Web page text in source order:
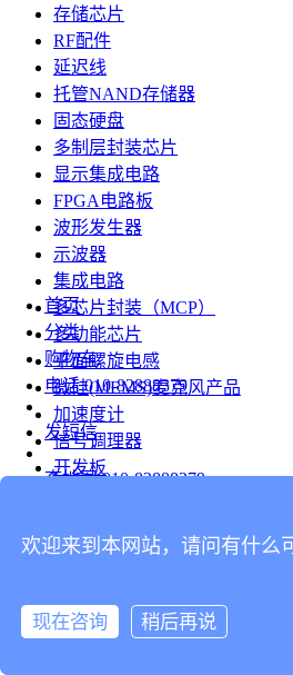
存储芯片
RF配件
延迟线
托管NAND存储器
固态硬盘
多制层封装芯片
显示集成电路
FPGA电路板
波形发生器
示波器
集成电路
多芯片封装（MCP）
多功能芯片
平面螺旋电感
微硅(MEMS)麦克风产品
加速度计
信号调理器
开发板
台式仪表
连接器
首页
分类
购物车
电话 010-82888379
发短信
查地图 010-82888379
分享
欢迎来到本网站，请问有什么
现在咨询 稍后再说